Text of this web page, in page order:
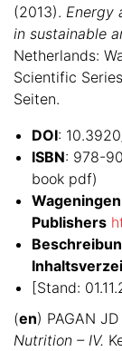
(2013). Energy
in sustainable
Netherlands:
Scientific
Seiten.
DOI:
ISBN: 978-
book pdf)
Publishers
[Stand:
(en) PAGAN
Nutrition – IV.